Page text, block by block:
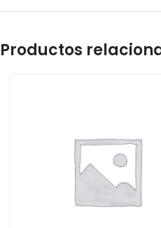
Productos